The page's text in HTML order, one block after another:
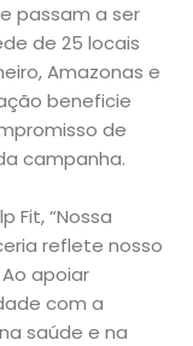
passam a ser
de 25 locais
Amazonas e
beneficie
de
campanha.
Fit, “Nossa
reflete nosso
apoiar
com a
saúde e na